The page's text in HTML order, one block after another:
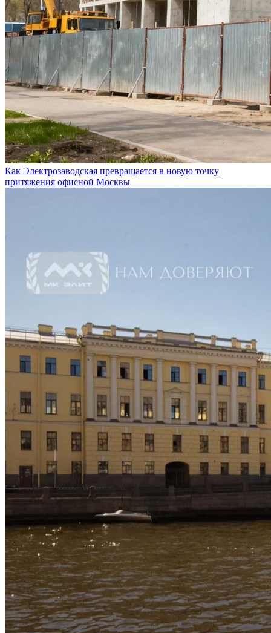
Как Электрозаводская превращается в новую точку
притяжения офисной Москвы